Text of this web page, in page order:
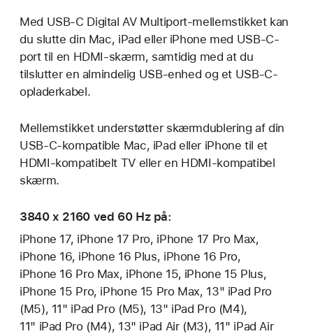
Med USB-C Digital AV Multiport-mellemstikket kan
du slutte din Mac, iPad eller iPhone med USB-C-
port til en HDMI-skærm, samtidig med at du
tilslutter en almindelig USB-enhed og et USB-C-
opladerkabel.
Mellemstikket understøtter skærmdublering af din
USB-C-kompatible Mac, iPad eller iPhone til et
HDMI-kompatibelt TV eller en HDMI-kompatibel
skærm.
3840 x 2160 ved 60 Hz på:
iPhone 17, iPhone 17 Pro, iPhone 17 Pro Max,
iPhone 16, iPhone 16 Plus, iPhone 16 Pro,
iPhone 16 Pro Max, iPhone 15, iPhone 15 Plus,
iPhone 15 Pro, iPhone 15 Pro Max, 13" iPad Pro
(M5), 11" iPad Pro (M5), 13" iPad Pro (M4),
11" iPad Pro (M4), 13" iPad Air (M3), 11" iPad Air